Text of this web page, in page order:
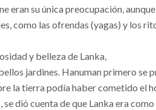
eran su única preocupación,
como las ofrendas (yagas) y los
y belleza de Lanka,
jardines. Hanuman primero se
la tierra podía haber cometido el
se dió cuenta de que Lanka era